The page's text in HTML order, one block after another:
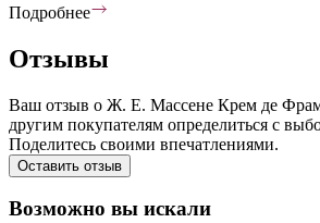
Подробнее
Отзывы
Ваш отзыв о Ж. Е. Массене Крем де
другим покупателям определиться с
Поделитесь своими впечатлениями.
Оставить отзыв
Возможно вы искали